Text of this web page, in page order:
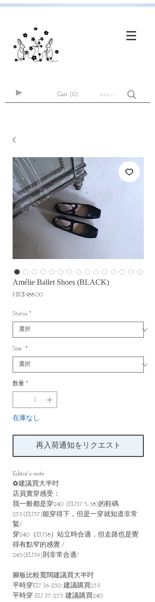
Cart (0) ログイン
Amélie Ballet Shoes (BLACK)
HK$488.00価
Status *
Size *
数量 *
在庫なし
再入荷通知をリクエスト
Editor's note
✿建議買大半吋
店員實穿感受：
我一般都是穿240 (EU37.5-38)的鞋碼
235(EU37)能穿得下，但是一穿就知道非常
緊/
穿240（EU38）站立時合適，但走路也是覺
得有點窄的感覺 /
245(EU39)則非常合適/
腳板比較寬闊建議買大半吋
平時穿EU 36-230 建議購買235
平時穿 EU 37-235 建議購買240